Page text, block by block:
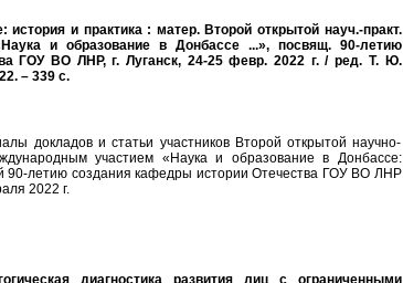
история и практика : матер. Второй открытой науч.-практ.
и образование в Донбассе ...», посвящ. 90-летию
ГОУ ВО ЛНР, г. Луганск, 24-25 февр. 2022 г. / ред. Т. Ю.
– 339 с.
докладов и статьи участников Второй открытой научно-
участием «Наука и образование в Донбассе:
90-летию создания кафедры истории Отечества ГОУ ВО ЛНР
2022 г.
диагностика развития лиц с ограниченными